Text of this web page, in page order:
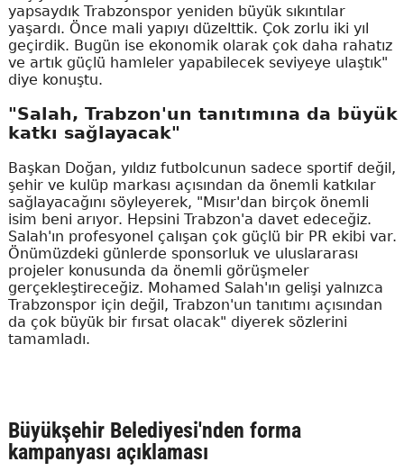
yapsaydık Trabzonspor yeniden büyük sıkıntılar
yaşardı. Önce mali yapıyı düzelttik. Çok zorlu iki yıl
geçirdik. Bugün ise ekonomik olarak çok daha rahatız
ve artık güçlü hamleler yapabilecek seviyeye ulaştık"
diye konuştu.
"Salah, Trabzon'un tanıtımına da büyük
katkı sağlayacak"
Başkan Doğan, yıldız futbolcunun sadece sportif değil,
şehir ve kulüp markası açısından da önemli katkılar
sağlayacağını söyleyerek, "Mısır'dan birçok önemli
isim beni arıyor. Hepsini Trabzon'a davet edeceğiz.
Salah'ın profesyonel çalışan çok güçlü bir PR ekibi var.
Önümüzdeki günlerde sponsorluk ve uluslararası
projeler konusunda da önemli görüşmeler
gerçekleştireceğiz. Mohamed Salah'ın gelişi yalnızca
Trabzonspor için değil, Trabzon'un tanıtımı açısından
da çok büyük bir fırsat olacak" diyerek sözlerini
tamamladı.
Büyükşehir Belediyesi'nden forma
kampanyası açıklaması